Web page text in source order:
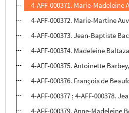
4-AFF-000371. Marie-Madeleine
4-AFF-000372. Marie-Martine
4-AFF-000373. Jean-Baptiste
4-AFF-000374. Madeleine
4-AFF-000375. Antoinette
4-AFF-000376. François de
4-AFF-000377 ; 4-AFF-000378.
4-AFF-000379. Anne-Madeleine